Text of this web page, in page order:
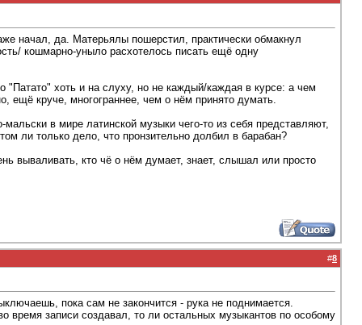
начал, да. Матерьялы пошерстил, практически обмакнул
кошмарно-уныло расхотелось писать ещё одну
"Патато" хоть и на слуху, но не каждый/каждая в курсе: а чем
ещё круче, многограннее, чем о нём принято думать.
в мире латинской музыки чего-то из себя представляют,
ли только дело, что пронзительно долбил в барабан?
вываливать, кто чё о нём думает, знает, слышал или просто
#8
пока сам не закончится - рука не поднимается.
время записи создавал, то ли остальных музыкантов по особому